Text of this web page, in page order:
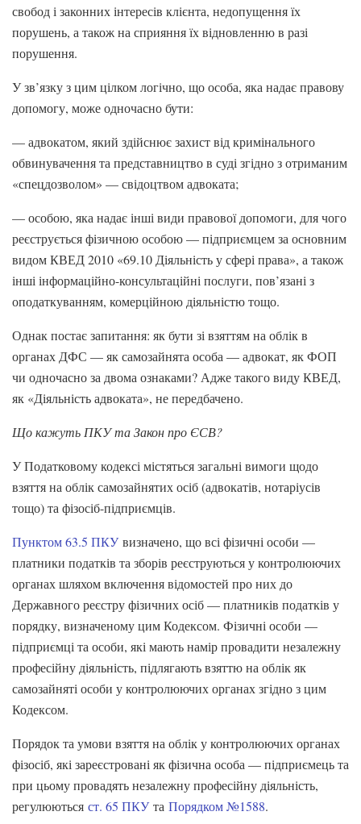
свобод і законних інтересів клієнта, недопущення їх
порушень, а також на сприяння їх відновленню в разі
порушення.
У зв’язку з цим цілком логічно, що особа, яка надає правову
допомогу, може одночасно бути:
— адвокатом, який здійснює захист від кримінального
обвинувачення та представництво в суді згідно з отриманим
«спецдозволом» — свідоцтвом адвоката;
— особою, яка надає інші види правової допомоги, для чого
реєструється фізичною особою — підприємцем за основним
видом КВЕД 2010 «69.10 Діяльність у сфері права», а також
інші інформаційно-консультаційні послуги, пов’язані з
оподаткуванням, комерційною діяльністю тощо.
Однак постає запитання: як бути зі взяттям на облік в
органах ДФС — як самозайнята особа — адвокат, як ФОП
чи одночасно за двома ознаками? Адже такого виду КВЕД,
як «Діяльність адвоката», не передбачено.
Що кажуть ПКУ та Закон про ЄСВ?
У Податковому кодексі містяться загальні вимоги щодо
взяття на облік самозайнятих осіб (адвокатів, нотаріусів
тощо) та фізосіб-підприємців.
Пунктом 63.5 ПКУвизначено, що всі фізичні особи —
платники податків та зборів реєструються у контролюючих
органах шляхом включення відомостей про них до
Державного реєстру фізичних осіб — платників податків у
порядку, визначеному цим Кодексом. Фізичні особи —
підприємці та особи, які мають намір провадити незалежну
професійну діяльність, підлягають взяттю на облік як
самозайняті особи у контролюючих органах згідно з цим
Кодексом.
Порядок та умови взяття на облік у контролюючих органах
фізосіб, які зареєстровані як фізична особа — підприємець та
при цьому провадять незалежну професійну діяльність,
регулюються ст. 65 ПКУта Порядком №1588.